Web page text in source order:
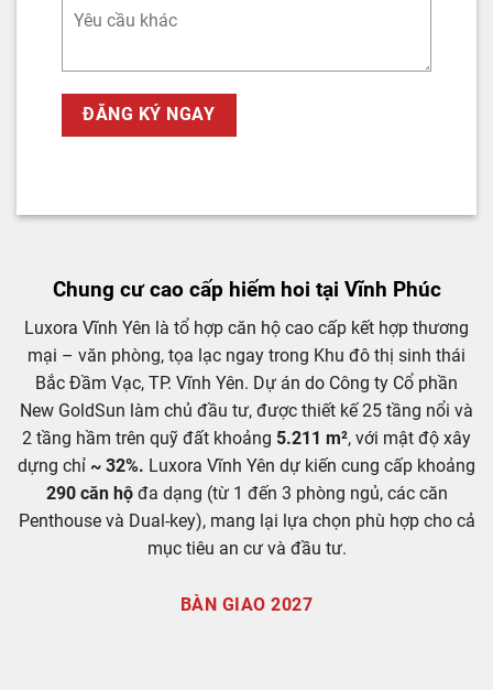
Chung cư cao cấp hiếm hoi tại Vĩnh Phúc
Luxora Vĩnh Yên là tổ hợp căn hộ cao cấp kết hợp thương
mại – văn phòng, tọa lạc ngay trong Khu đô thị sinh thái
Bắc Đầm Vạc, TP. Vĩnh Yên. Dự án do Công ty Cổ phần
New GoldSun làm chủ đầu tư, được thiết kế 25 tầng nổi và
2 tầng hầm trên quỹ đất khoảng 5.211 m², với mật độ xây
dựng chỉ ~ 32%. Luxora Vĩnh Yên dự kiến cung cấp khoảng
290 căn hộđa dạng (từ 1 đến 3 phòng ngủ, các căn
Penthouse và Dual-key), mang lại lựa chọn phù hợp cho cả
mục tiêu an cư và đầu tư.
BÀN GIAO 2027